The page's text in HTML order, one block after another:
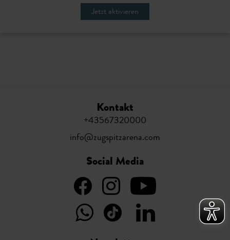
Jetzt aktivieren
Kontakt
+43567320000
info@zugspitzarena.com
Social Media